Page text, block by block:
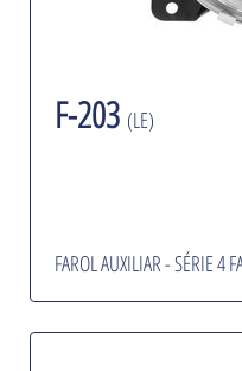
F-203 (LE)
FAROL AUXILIAR - SÉRIE